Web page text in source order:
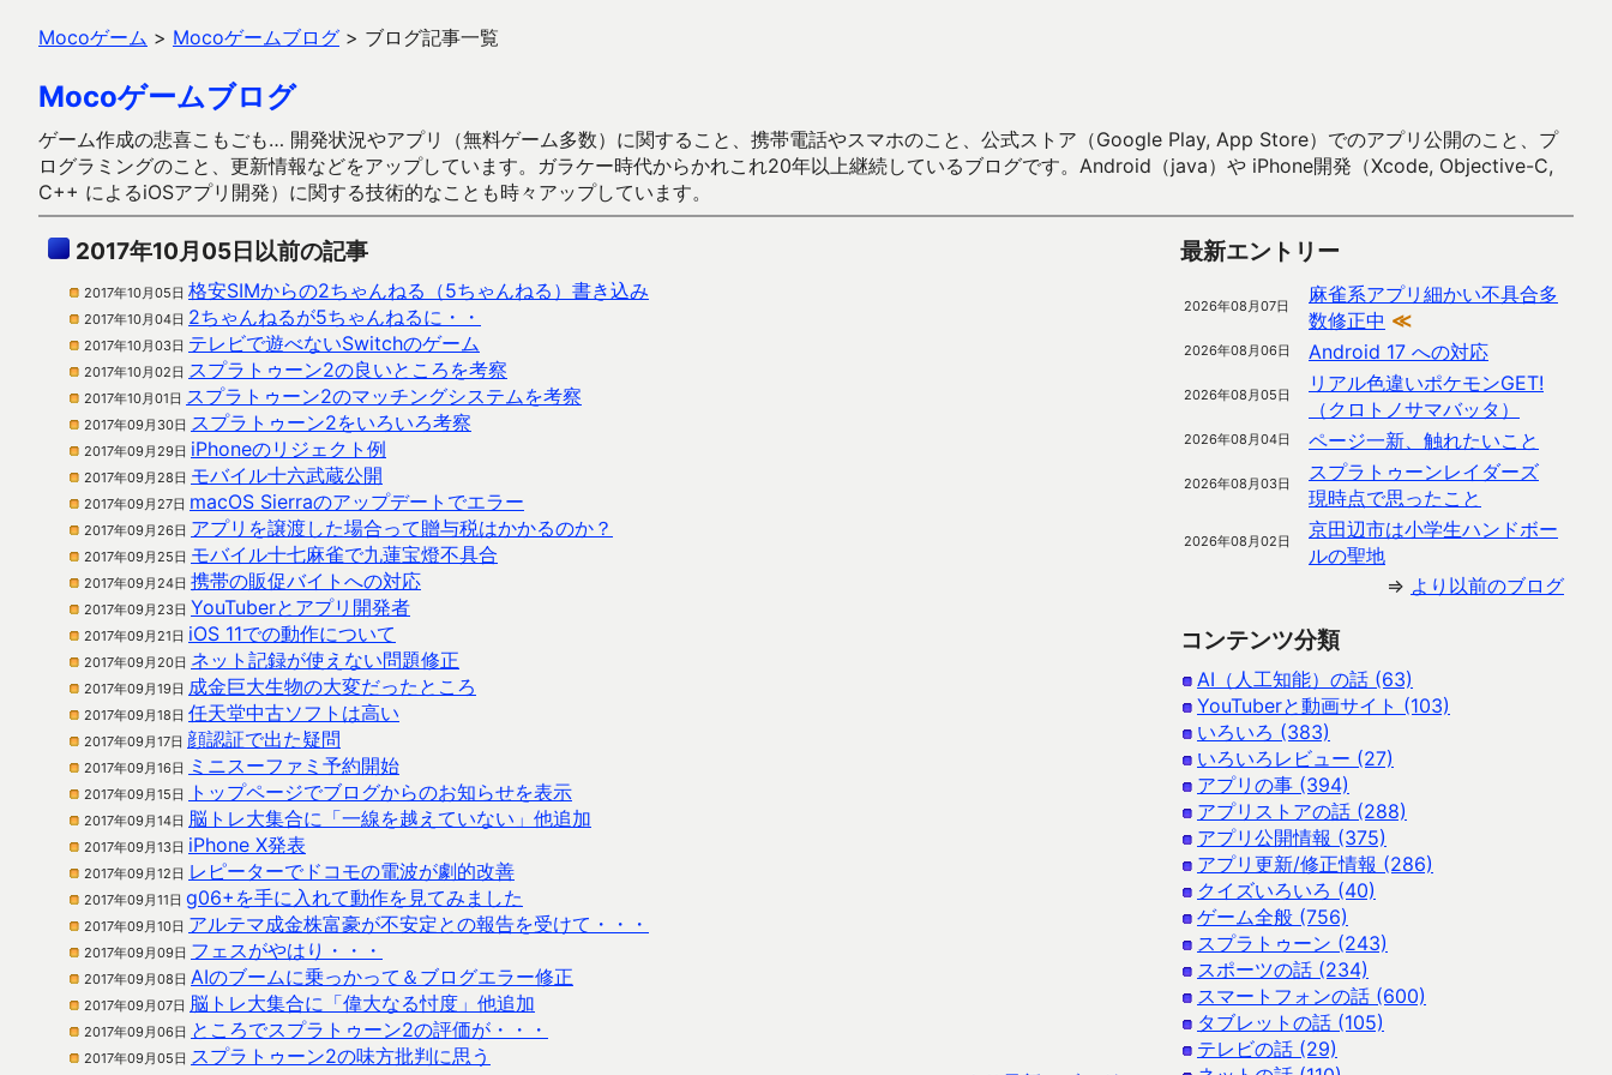
Mocoゲーム > Mocoゲームブログ > ブログ記事一覧
Mocoゲームブログ
ゲーム作成の悲喜こもごも… 開発状況やアプリ（無料ゲーム多数）に関すること、携帯電話やスマホのこと、公式ストア（Google Play, App Store）でのアプリ公開のこと、プ
ログラミングのこと、更新情報などをアップしています。ガラケー時代からかれこれ20年以上継続しているブログです。Android（java）や iPhone開発（Xcode, Objective-C,
C++ によるiOSアプリ開発）に関する技術的なことも時々アップしています。
2017年10月05日以前の記事
2017年10月05日 格安SIMからの2ちゃんねる（5ちゃんねる）書き込み
2017年10月04日 2ちゃんねるが5ちゃんねるに・・
2017年10月03日 テレビで遊べないSwitchのゲーム
2017年10月02日 スプラトゥーン2の良いところを考察
2017年10月01日 スプラトゥーン2のマッチングシステムを考察
2017年09月30日 スプラトゥーン2をいろいろ考察
2017年09月29日 iPhoneのリジェクト例
2017年09月28日 モバイル十六武蔵公開
2017年09月27日 macOS Sierraのアップデートでエラー
2017年09月26日 アプリを譲渡した場合って贈与税はかかるのか？
2017年09月25日 モバイル十七麻雀で九蓮宝燈不具合
2017年09月24日 携帯の販促バイトへの対応
2017年09月23日 YouTuberとアプリ開発者
2017年09月21日 iOS 11での動作について
2017年09月20日 ネット記録が使えない問題修正
2017年09月19日 成金巨大生物の大変だったところ
2017年09月18日 任天堂中古ソフトは高い
2017年09月17日 顔認証で出た疑問
2017年09月16日 ミニスーファミ予約開始
2017年09月15日 トップページでブログからのお知らせを表示
2017年09月14日 脳トレ大集合に「一線を越えていない」他追加
2017年09月13日 iPhone X発表
2017年09月12日 レピーターでドコモの電波が劇的改善
2017年09月11日 g06+を手に入れて動作を見てみました
2017年09月10日 アルテマ成金株富豪が不安定との報告を受けて・・・
2017年09月09日 フェスがやはり・・・
2017年09月08日 AIのブームに乗っかって＆ブログエラー修正
2017年09月07日 脳トレ大集合に「偉大なる忖度」他追加
2017年09月06日 ところでスプラトゥーン2の評価が・・・
2017年09月05日 スプラトゥーン2の味方批判に思う
最新エントリー
2026年08月07日
麻雀系アプリ細かい不具合多
数修正中 ≪
2026年08月06日 Android 17 への対応
2026年08月05日
リアル色違いポケモンGET!
（クロトノサマバッタ）
2026年08月04日 ページ一新、触れたいこと
2026年08月03日
スプラトゥーンレイダーズ
現時点で思ったこと
2026年08月02日
京田辺市は小学生ハンドボー
ルの聖地
⇒ より以前のブログ
コンテンツ分類
AI（人工知能）の話 (63)
YouTuberと動画サイト (103)
いろいろ (383)
いろいろレビュー (27)
アプリの事 (394)
アプリストアの話 (288)
アプリ公開情報 (375)
アプリ更新/修正情報 (286)
クイズいろいろ (40)
ゲーム全般 (756)
スプラトゥーン (243)
スポーツの話 (234)
スマートフォンの話 (600)
タブレットの話 (105)
テレビの話 (29)